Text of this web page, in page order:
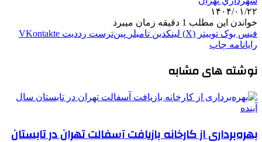
۱۴۰۴/۰۱/۲۲
خواندن این مطلب 1 دقیقه زمان میبرد
فیس بوک توییتر (X) لینکدین ‫تامبلر ‫پین‌ترست ‫رددیت ‫VKontakte
رایانامه چاپ
نوشته های مشابه
بهره‌برداری از کارخانه بازیافت آسفالت تهران در تابستان